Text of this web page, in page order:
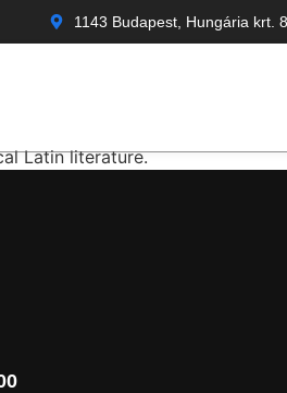
1143 Budapest, Hungária krt.
Latin literature.